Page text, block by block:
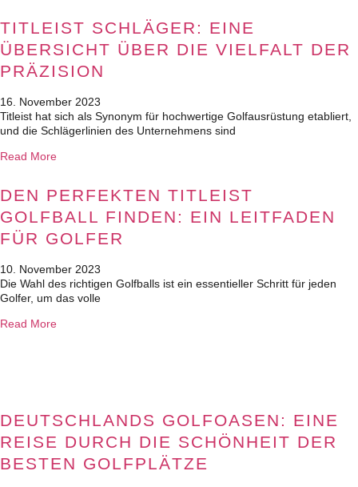
TITLEIST SCHLÄGER: EINE
ÜBERSICHT ÜBER DIE VIELFALT DER
PRÄZISION
16. November 2023
Titleist hat sich als Synonym für hochwertige Golfausrüstung etabliert,
und die Schlägerlinien des Unternehmens sind
Read More
DEN PERFEKTEN TITLEIST
GOLFBALL FINDEN: EIN LEITFADEN
FÜR GOLFER
10. November 2023
Die Wahl des richtigen Golfballs ist ein essentieller Schritt für jeden
Golfer, um das volle
Read More
DEUTSCHLANDS GOLFOASEN: EINE
REISE DURCH DIE SCHÖNHEIT DER
BESTEN GOLFPLÄTZE